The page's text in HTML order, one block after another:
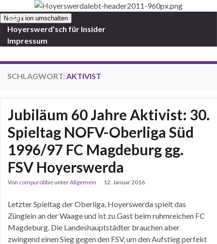
Navigation umschalten
Start
Hoyerswerd’sch für Insider
Impressum
SCHLAGWORT: AKTIVIST
Jubiläum 60 Jahre Aktivist: 30.
Spieltag NOFV-Oberliga Süd
1996/97 FC Magdeburg gg.
FSV Hoyerswerda
Von compurobbieunterAllgemein 12. Januar 2016
Letzter Spieltag der Oberliga, Hoyerswerda spielt das
Zünglein an der Waage und ist zu Gast beim ruhmreichen FC
Magdeburg. Die Landeshauptstädter brauchen aber
zwingend einen Sieg gegen den FSV, um den Aufstieg perfekt